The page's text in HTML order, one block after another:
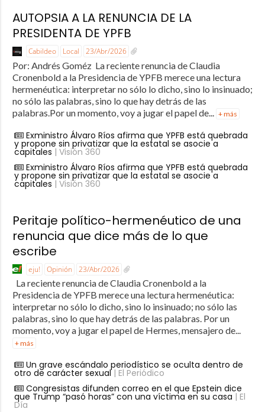
AUTOPSIA A LA RENUNCIA DE LA
PRESIDENTA DE YPFB
Cabildeo Local 23/Abr/2026
Por: Andrés Goméz La reciente renuncia de Claudia
Cronenbold a la Presidencia de YPFB merece una lectura
hermenéutica: interpretar no sólo lo dicho, sino lo insinuado;
no sólo las palabras, sino lo que hay detrás de las
palabras.Por un momento, voy a jugar el papel de...
+ más
Exministro Álvaro Ríos afirma que YPFB está quebrada
y propone sin privatizar que la estatal se asocie a
capitales | Visión 360
Exministro Álvaro Ríos afirma que YPFB está quebrada
y propone sin privatizar que la estatal se asocie a
capitales | Visión 360
Peritaje político-hermenéutico de una
renuncia que dice más de lo que
escribe
eju! Opinión 23/Abr/2026
La reciente renuncia de Claudia Cronenbold a la
Presidencia de YPFB merece una lectura hermenéutica:
interpretar no sólo lo dicho, sino lo insinuado; no sólo las
palabras, sino lo que hay detrás de las palabras. Por un
momento, voy a jugar el papel de Hermes, mensajero de...
+ más
Un grave escándalo periodístico se oculta dentro de
otro de carácter sexual| El Periódico
Congresistas difunden correo en el que Epstein dice
que Trump “pasó horas” con una víctima en su casa | El
Día